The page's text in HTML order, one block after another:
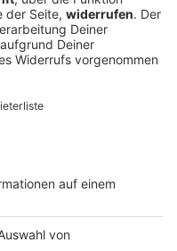
oft als behäbig
wichtig dabei:
nun eine ZDF-Serie.